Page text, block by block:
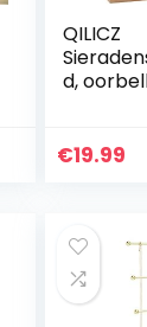
QILICZ
d,
5
€19.99